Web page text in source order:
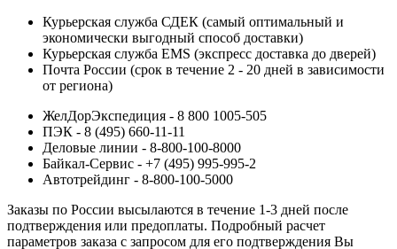
Курьерская служба СДЕК (самый оптимальный и
экономически выгодный способ доставки)
Курьерская служба EMS (экспресс доставка до дверей)
Почта России (срок в течение 2 - 20 дней в зависимости
от региона)
ЖелДорЭкспедиция - 8 800 1005-505
ПЭК - 8 (495) 660-11-11
Деловые линии - 8-800-100-8000
Байкал-Сервис - +7 (495) 995-995-2
Автотрейдинг - 8-800-100-5000
Заказы по России высылаются в течение 1-3 дней после
подтверждения или предоплаты. Подробный расчет
параметров заказа с запросом для его подтверждения Вы